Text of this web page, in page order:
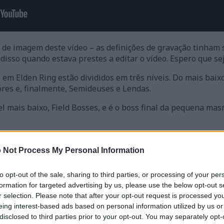
Not Process My Personal Information
opt-out of the sale, sharing to third parties, or processing of your
for targeted advertising by us, please use the below opt-out
selection. Please note that after your opt-out request is processed
interest-based ads based on personal information utilized by us
to third parties prior to your opt-out. You may separately
imagem deste vídeo – as definições de gravação
quando estava prestes a editar o vídeo. Espero que
Elden Ring estão divididos em três níveis. Do mais
e, finalmente, Semideuses e Lendas.
mais baixo, Field Bosses, e é o boss final da pequena
aos grandes trolls que encontraste ao ar livre nas tuas
é maior, mais cruel e... bem, mais troll. O que é mais
tenta esmagar-te, mas com alguns rolamentos elegantes
em questão, não é uma luta de boss muito difícil.
masmorra e depois voltei e fiz depois de Weeping
acima do nível nesta altura.
aos trolls exteriores, por isso provavelmente já